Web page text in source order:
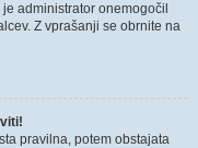
administrator onemogočil
Z vprašanji se obrnite na
pravilna, potem obstajata